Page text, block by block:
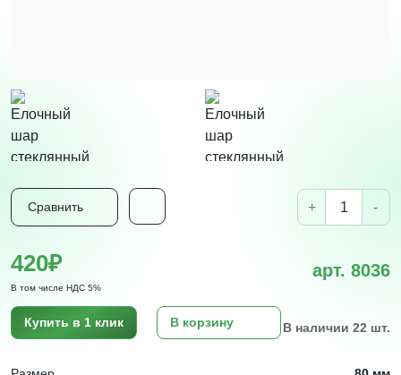
Сравнить + -
420₽
В том числе НДС 5%
арт. 8036
Купить в 1 клик В корзину В наличии 22 шт.